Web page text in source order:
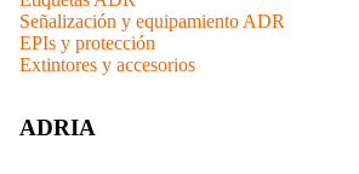
Señalización y equipamiento ADR
EPIs y protección
Extintores y accesorios
ADRIA